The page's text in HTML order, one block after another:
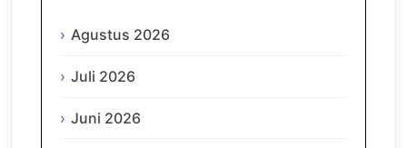
Agustus 2026
Juli 2026
Juni 2026